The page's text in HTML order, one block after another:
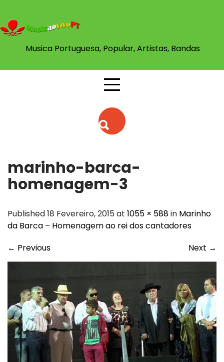
content
Musica Portuguesa, Popular, Artistas, Bandas
marinho-barca-
homenagem-3
Published 18 Fevereiro, 2015 at 1055 × 588in Marinho
da Barca – Homenagem ao rei dos cantadores
← Previous Next →